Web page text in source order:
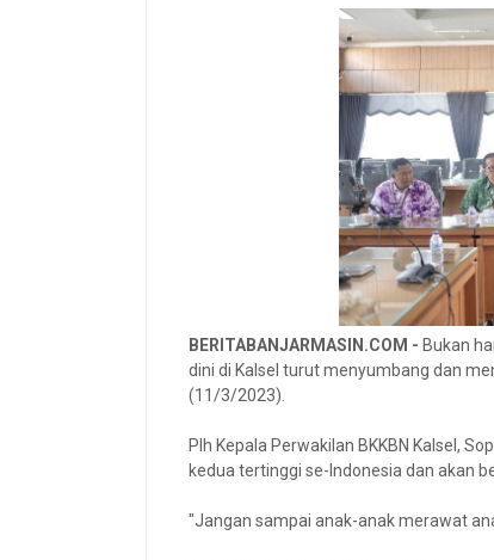
BERITABANJARMASIN.COM - Bukan
dini di Kalsel turut menyumbang dan
(11/3/2023).
Plh Kepala Perwakilan BKKBN Kalsel,
kedua tertinggi se-Indonesia dan akan
"Jangan sampai anak-anak merawat